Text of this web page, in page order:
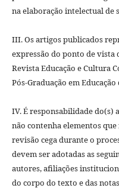
na elaboração intelectual de
III. Os artigos publicados
expressão do ponto de vista
Revista Educação e Cultura
Pós-Graduação em
IV. É responsabilidade do(s)
não contenha elementos
revisão cega durante o
devem ser adotadas as
autores, afiliações
do corpo do texto e das